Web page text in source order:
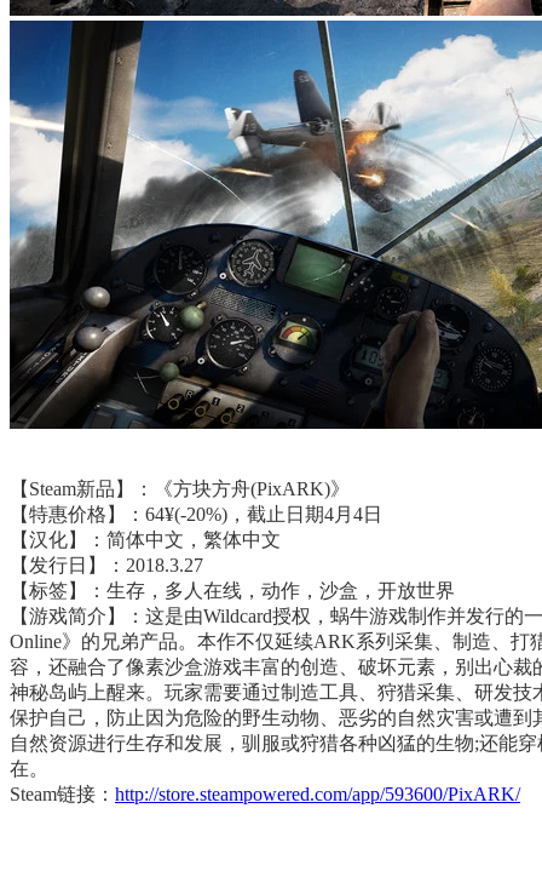
【Steam新品】：《方块方舟(PixARK)》
【特惠价格】：64¥(-20%)，截止日期4月4日
【汉化】：简体中文，繁体中文
【发行日】：2018.3.27
【标签】：生存，多人在线，动作，沙盒，开放世界
【游戏简介】：这是由Wildcard授权，蜗牛游戏制作并发行
Online》的兄弟产品。本作不仅延续ARK系列采集、制造、
容，还融合了像素沙盒游戏丰富的创造、破坏元素，别出心
神秘岛屿上醒来。玩家需要通过制造工具、狩猎采集、研发
保护自己，防止因为危险的野生动物、恶劣的自然灾害或遭
自然资源进行生存和发展，驯服或狩猎各种凶猛的生物;还能
在。
Steam链接： http://store.steampowered.com/app/593600/PixARK/